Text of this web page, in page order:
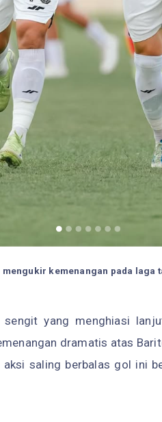
kemenangan pada laga
sengit yang menghiasi
dramatis atas
saling berbalas gol ini